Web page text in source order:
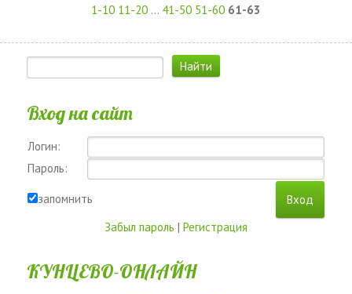
1-10 11-20 ... 41-50 51-60 61-63
Вход на сайт
Логин:
Пароль:
запомнить
Забыл пароль | Регистрация
КУНЦЕВО-ОНЛАЙН